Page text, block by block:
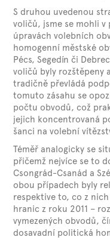
S druhou uvedenou
voličů, jsme se mohli
úpravách volebních
homogenní městské
Pécs, Segedín či
voličů byly rozštěpeny
tradičně převládá
tomuto zásahu se
počtu obvodů, což
jejich koncentrovaná
šanci na volební
Téměř analogicky se
přičemž nejvíce se to
Csongrád-Csanád a
obou případech byly
respektive to, co z
hranic z roku 2011 –
vymezených obvodů,
dosavadní politická